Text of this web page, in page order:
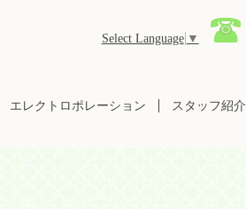
Select Language ▼
エレクトロポレーション スタッフ紹介